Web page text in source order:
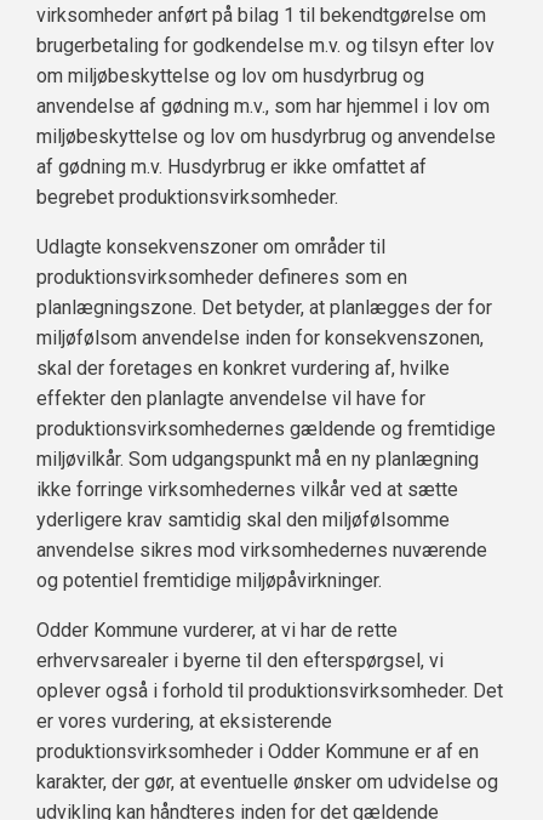
virksomheder anført på bilag 1 til bekendtgørelse om
brugerbetaling for godkendelse m.v. og tilsyn efter lov
om miljøbeskyttelse og lov om husdyrbrug og
anvendelse af gødning m.v., som har hjemmel i lov om
miljøbeskyttelse og lov om husdyrbrug og anvendelse
af gødning m.v. Husdyrbrug er ikke omfattet af
begrebet produktionsvirksomheder.
Udlagte konsekvenszoner om områder til
produktionsvirksomheder defineres som en
planlægningszone. Det betyder, at planlægges der for
miljøfølsom anvendelse inden for konsekvenszonen,
skal der foretages en konkret vurdering af, hvilke
effekter den planlagte anvendelse vil have for
produktionsvirksomhedernes gældende og fremtidige
miljøvilkår. Som udgangspunkt må en ny planlægning
ikke forringe virksomhedernes vilkår ved at sætte
yderligere krav samtidig skal den miljøfølsomme
anvendelse sikres mod virksomhedernes nuværende
og potentiel fremtidige miljøpåvirkninger.
Odder Kommune vurderer, at vi har de rette
erhvervsarealer i byerne til den efterspørgsel, vi
oplever også i forhold til produktionsvirksomheder. Det
er vores vurdering, at eksisterende
produktionsvirksomheder i Odder Kommune er af en
karakter, der gør, at eventuelle ønsker om udvidelse og
udvikling kan håndteres inden for det gældende